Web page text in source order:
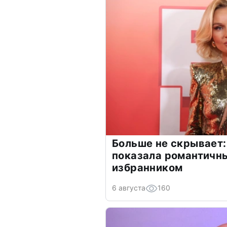
Больше не
показала
избранником
6 августа 160